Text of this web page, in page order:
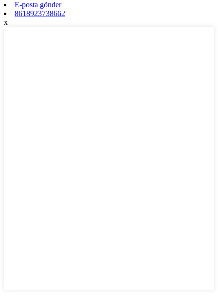
E-posta gönder
8618923738662
x